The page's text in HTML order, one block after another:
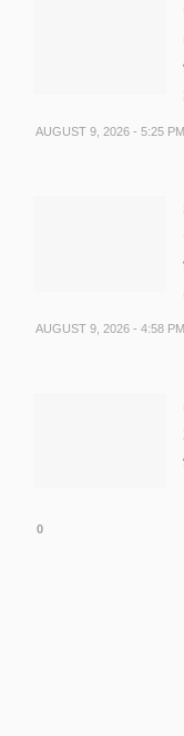
AUGUST 9, 2026 - 5:25 PM
AUGUST 9, 2026 - 4:58 PM
0